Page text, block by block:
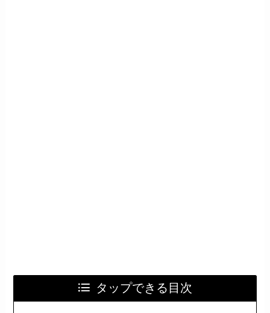
タップできる目次